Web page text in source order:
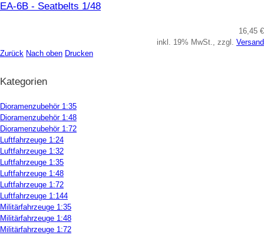
EA-6B - Seatbelts 1/48
16,45 €
inkl. 19% MwSt., zzgl. Versand
Zurück Nach oben Drucken
Kategorien
Dioramenzubehör 1:35
Dioramenzubehör 1:48
Dioramenzubehör 1:72
Luftfahrzeuge 1:24
Luftfahrzeuge 1:32
Luftfahrzeuge 1:35
Luftfahrzeuge 1:48
Luftfahrzeuge 1:72
Luftfahrzeuge 1:144
Militärfahrzeuge 1:35
Militärfahrzeuge 1:48
Militärfahrzeuge 1:72